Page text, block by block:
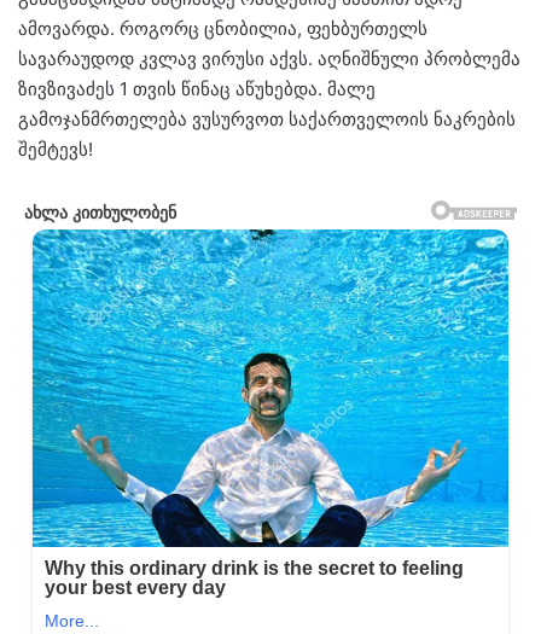
ამოვარდა. როგორც ცნობილია, ფეხბურთელს
სავარაუდოდ კვლავ ვირუსი აქვს. აღნიშნული პრობლემა
ზივზივაძეს 1 თვის წინაც აწუხებდა. მალე
გამოჯანმრთელება ვუსურვოთ საქართველოის ნაკრების
შემტევს!